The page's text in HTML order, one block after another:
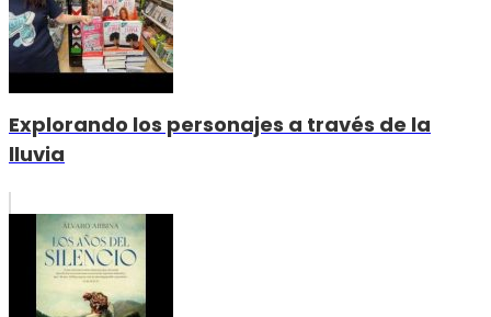
Explorando los personajes a través de la
lluvia